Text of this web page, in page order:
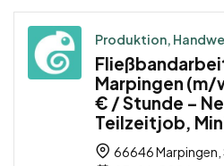
Produktion,
Marpingen
€ / Stunde –
Teilzeitjob,
66646 Marpingen,